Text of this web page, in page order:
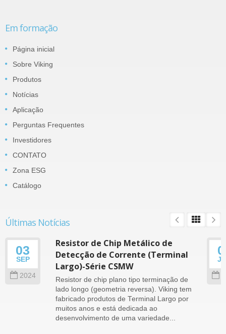
Em formação
Página inicial
Sobre Viking
Produtos
Notícias
Aplicação
Perguntas Frequentes
Investidores
CONTATO
Zona ESG
Catálogo
Últimas Notícias
03
SEP
2024
Resistor de Chip Metálico de
Detecção de Corrente (Terminal
Largo)-Série CSMW
Resistor de chip plano tipo terminação de
lado longo (geometria reversa). Viking tem
fabricado produtos de Terminal Largo por
muitos anos e está dedicada ao
desenvolvimento de uma variedade...